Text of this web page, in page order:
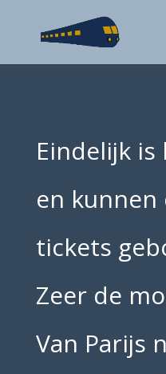
Eindelijk
en kunnen
tickets
Zeer de
Van Parijs